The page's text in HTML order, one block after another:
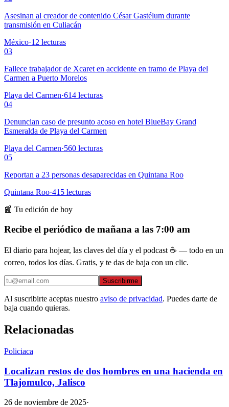
Asesinan al creador de contenido César Gastélum durante
transmisión en Culiacán
México·12 lecturas
03
Fallece trabajador de Xcaret en accidente en tramo de Playa del
Carmen a Puerto Morelos
Playa del Carmen·614 lecturas
04
Denuncian caso de presunto acoso en hotel BlueBay Grand
Esmeralda de Playa del Carmen
Playa del Carmen·560 lecturas
05
Reportan a 23 personas desaparecidas en Quintana Roo
Quintana Roo·415 lecturas
📰 Tu edición de hoy
Recibe el periódico de mañana a las 7:00 am
El diario para hojear, las claves del día y el podcast ☕ — todo en un
correo, todos los días. Gratis, y te das de baja con un clic.
Suscribirme
Al suscribirte aceptas nuestro aviso de privacidad. Puedes darte de
baja cuando quieras.
Relacionadas
Policiaca
Localizan restos de dos hombres en una hacienda en
Tlajomulco, Jalisco
26 de noviembre de 2025·